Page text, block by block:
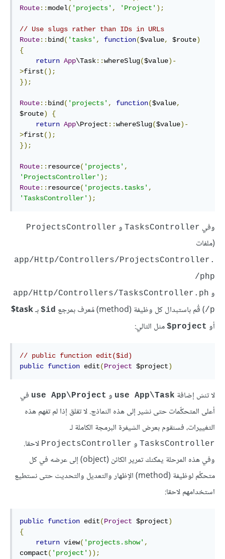
Route::model( 'projects' , 'Project' );
// Use slugs rather than IDs in URLs
Route:: bind( 'tasks' , function($value, $route)
{
return App\Task::whereSlug($value)-
>first();
});
Route:: bind( 'projects' , function($value,
$route)
{
return App\Project ::whereSlug($value)-
>first();
});
Route:: resource( 'projects' ,
'ProjectsController' );
Route:: resource( 'projects.tasks' ,
'TasksController' );
وفي TasksController و ProjectsController
(ملفات
app/Http/Controllers/ProjectsController.
php/
و app/Http/Controllers/TasksController.ph
p/
) قُم باستبدال كل وظيفة (method) مُعرف بمرجع id$ بـtask$
أو project$ مثل التالي:
// public function edit($id)
public function edit(Project $project)
لا تنسَ إضافة use App\Task و use App\Project في
أعلى المتحكِّمات حتى نشير إلى هذه النماذج. لا تقلق إذا لم تفهم هذه
التغييرات، فسنقوم بعرض الشيفرة البرمجة الكاملة لـ
TasksController و ProjectsController لاحقا.
وفي هذه المرحلة يمكنك تمرير الكائن (object) إلى عرضه في كل
متحكِّم لوظيفة (method) الإظهار والتعديل والتحديث حتى نستطيع
استخدامهم لاحقا:
public function edit(Project $project)
{
return view( 'projects.show' ,
compact( 'project' ));